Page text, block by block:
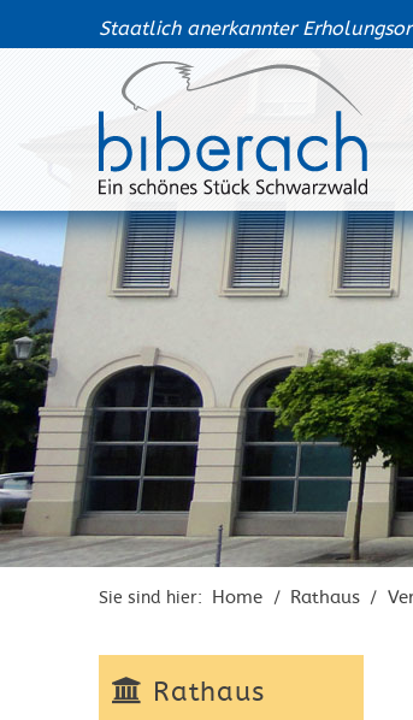
Staatlich anerkannter
Sie sind hier: Home / Rathaus /
Rathaus